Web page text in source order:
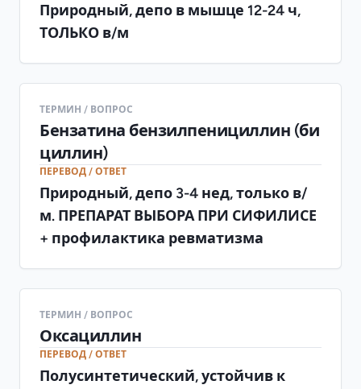
Природный, депо в мышце 12-24 ч,
ТОЛЬКО в/м
ТЕРМИН / ВОПРОС
Бензатина бензилпенициллин (би
циллин)
ПЕРЕВОД / ОТВЕТ
Природный, депо 3-4 нед, только в/
м. ПРЕПАРАТ ВЫБОРА ПРИ СИФИЛИСЕ
+ профилактика ревматизма
ТЕРМИН / ВОПРОС
Оксациллин
ПЕРЕВОД / ОТВЕТ
Полусинтетический, устойчив к